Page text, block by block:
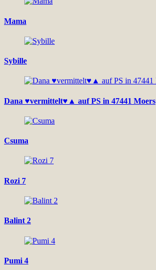
Mama
Sybille
Dana ♥vermittelt♥▲ auf PS in 47441 Moers
Csuma
Rozi 7
Balint 2
Pumi 4